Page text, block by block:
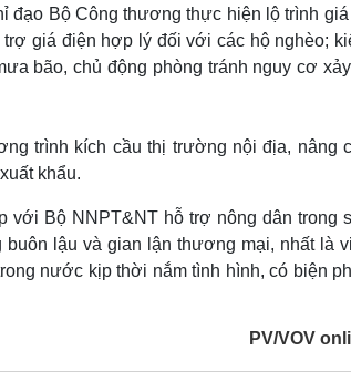
đá
Xe máy
Tư vấn
Vì
Nghệ sĩ
Tư
đạo Bộ Công thương thực hiện lộ trình giá
giá điện hợp lý đối với các hộ nghèo;
bão, chủ động phòng tránh nguy cơ
trình kích cầu thị trường nội địa, nâng
khẩu.
với Bộ NNPT&NT hỗ trợ nông dân trong
buôn lậu và gian lận thương mại, nhất là
nước kịp thời nắm tình hình, có biện
PV/VOV